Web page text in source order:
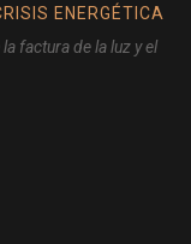
ENERGÉTICA
factura de la luz y el